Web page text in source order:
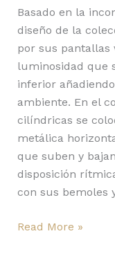
Basado en la
diseño de la
por sus pantallas
luminosidad que
inferior
ambiente. En el
cilíndricas se
metálica
que suben y
disposición
con sus bemoles
Read More »